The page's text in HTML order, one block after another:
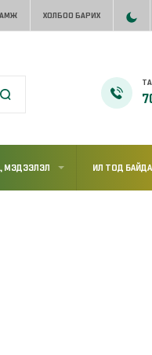
ХОЛБОО БАРИХ
МЭДЭЭЛЭЛ ИЛ ТОД